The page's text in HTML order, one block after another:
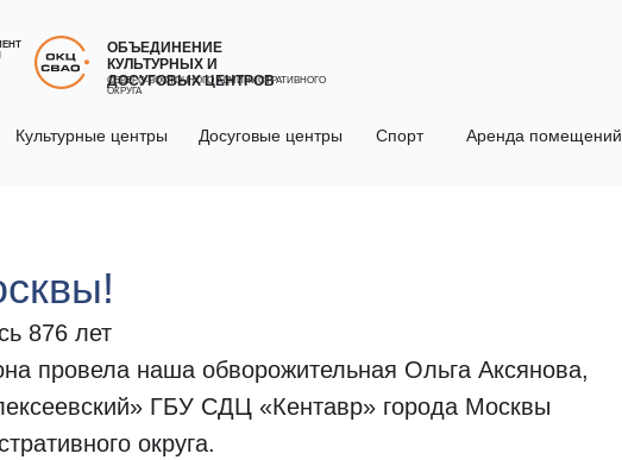
ОБЪЕДИНЕНИЕ
КУЛЬТУРНЫХ И
ДОСУГОВЫХ ЦЕНТРОВ
СЕВЕРО-ВОСТОЧНОГО АДМИНИСТРАТИВНОГО
ОКРУГА
Спорт Аренда помещений
Культурные центры Досуговые центры
876 лет
провела наша обворожительная Ольга Аксянова,
ГБУ СДЦ «Кентавр» города Москвы
округа.